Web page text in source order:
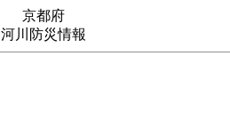
京都府
河川防災情報